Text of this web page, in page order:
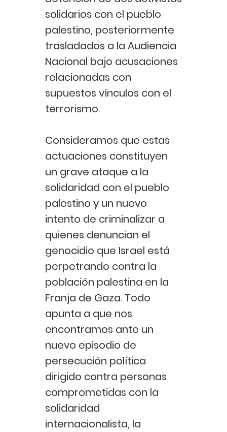
solidarios con el pueblo
palestino, posteriormente
trasladados a la Audiencia
Nacional bajo acusaciones
relacionadas con
supuestos vínculos con el
terrorismo.
Consideramos que estas
actuaciones constituyen
un grave ataque a la
solidaridad con el pueblo
palestino y un nuevo
intento de criminalizar a
quienes denuncian el
genocidio que Israel está
perpetrando contra la
población palestina en la
Franja de Gaza. Todo
apunta a que nos
encontramos ante un
nuevo episodio de
persecución política
dirigido contra personas
comprometidas con la
solidaridad
internacionalista, la